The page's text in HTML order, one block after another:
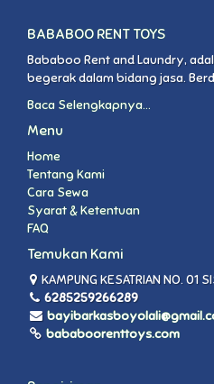
BABABOO RENT TOYS
Bababoo Rent and Laundry,
begerak dalam bidang jasa.
Baca Selengkapnya...
Menu
Home
Tentang Kami
Cara Sewa
Syarat & Ketentuan
FAQ
Temukan Kami
KAMPUNG KESATRIAN NO. 01
6285259266289
bababoorenttoys.com